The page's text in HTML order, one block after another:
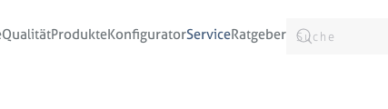
QualitätProdukteKonfiguratorServiceRatgeber